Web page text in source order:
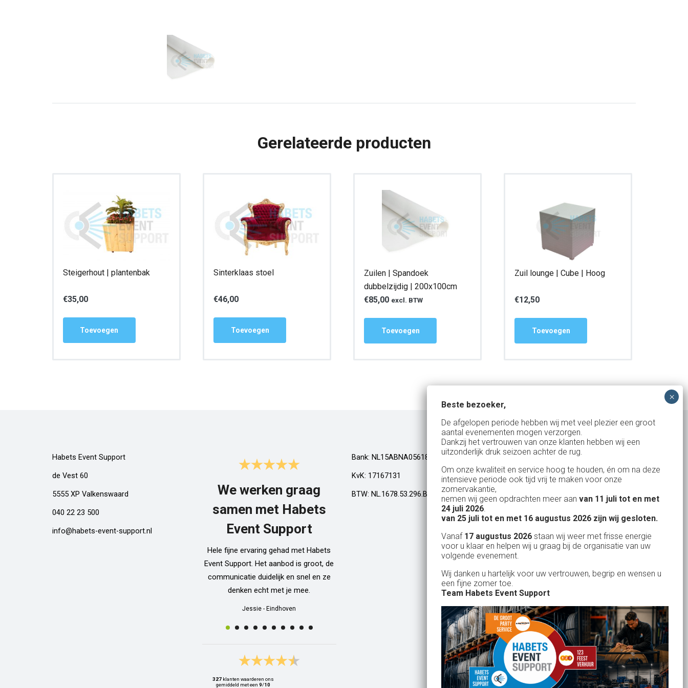
Gerelateerde producten
Steigerhout | plantenbak
€35,00
Toevoegen
Sinterklaas stoel
€46,00
Toevoegen
Zuilen | Spandoek
dubbelzijdig | 200x100cm
€85,00 excl. BTW
Toevoegen
Zuil lounge | Cube | Hoog
€12,50
Toevoegen
Habets Event Support
de Vest 60
5555 XP Valkenswaard
040 22 23 500
info@habets-event-support.nl
We werken graag
samen met Habets
Event Support
Hele fijne ervaring gehad met Habets
Event Support. Het aanbod is groot, de
communicatie duidelijk en snel en ze
denken echt met je mee.
Jessie - Eindhoven
Top!
Al een aantal jaar huren wij in Geldrop
een kamphuis met vrienden. We huren
dan een bar incl vaten bier en deze
wordt netjes voor ons neergezet. Er zit
doen als je een vat gaat verwisselen.
Alle spullen worden op maandag ook
weer netjes opgehaald ook al zijn wij
dan weer thuis ;) In het warme weekend
van 10 juli waren wij wederom in
Geldrop en we hebben van het begin tot
het eind een heerlijk koud biertje
gedronken! Top installatie !! Ingrid
Habets dacht direct mee, toen wij op
zeer korte termijn een feest wilden
geven in onze eigen achtertuin. De
service van Habets sloot ook dit keer
weer naadloos aan op onze eigen
ideeen en inbreng. Materialen werden
keurig volgens afspraak geleverd, alles
tiptop in orde. De presentatie die wij op
het gehuurde 75 inch scherm deelden,
werd door onze gasten zeer
gewaardeerd. Een mooi, helder en groot
beeld. Team Habets, bedankt en tot de
327klanten waarderen ons
gemiddeld met een 9/10
Bank: NL15ABNA0561810710
KvK: 17167131
BTW: NL.1678.53.296.B01
Uw partner in:
Evenementen verhuur
Partyverhuur
Je vindt ons op
Beste bezoeker,
De afgelopen periode hebben wij met veel plezier een groot
aantal evenementen mogen verzorgen.
Dankzij het vertrouwen van onze klanten hebben wij een
uitzonderlijk druk seizoen achter de rug.
Om onze kwaliteit en service hoog te houden, én om na deze
intensieve periode ook tijd vrij te maken voor onze
zomervakantie,
nemen wij geen opdrachten meer aan van 11 juli tot en met
24 juli 2026.
van 25 juli tot en met 16 augustus 2026 zijn wij gesloten.
Vanaf 17 augustus 2026 staan wij weer met frisse energie
voor u klaar en helpen wij u graag bij de organisatie van uw
volgende evenement.
Wij danken u hartelijk voor uw vertrouwen, begrip en wensen u
een fijne zomer toe.
Team Habets Event Support